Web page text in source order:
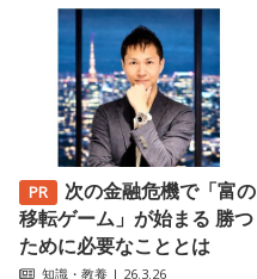
次の金融危機で「富の
移転ゲーム」が始まる 勝つ
ために必要なこととは
知識・教養 | 26.3.26